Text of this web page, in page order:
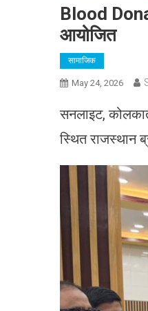
Blood
आयोजित
सामाजिक
May 24, 2026
सनलाइट,
स्थित राजस्थान